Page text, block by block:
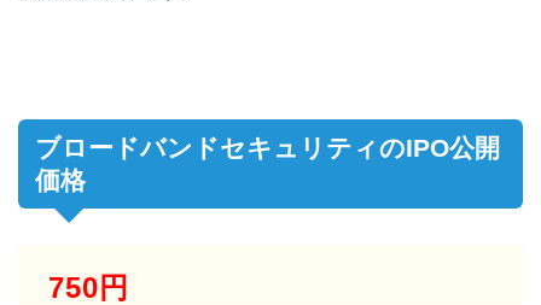
ブロードバンドセキュリティのIPO公開
価格
750円